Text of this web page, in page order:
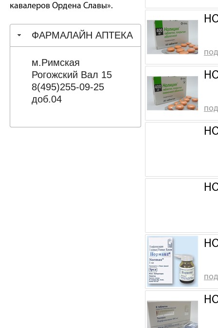
кавалеров Ордена Славы».
ФАРМАЛАЙН АПТЕКА
м.Римская
Рогожский Вал 15
8(495)255-09-25
доб.04